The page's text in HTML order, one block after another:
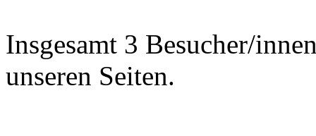
Insgesamt 3 Besucher/
unseren Seiten.